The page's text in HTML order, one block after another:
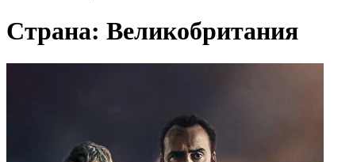
Страна: Великобритания